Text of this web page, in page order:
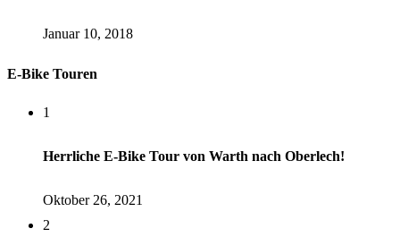
Januar 10, 2018
E-Bike Touren
1
Herrliche E-Bike Tour von Warth nach Oberlech!
Oktober 26, 2021
2